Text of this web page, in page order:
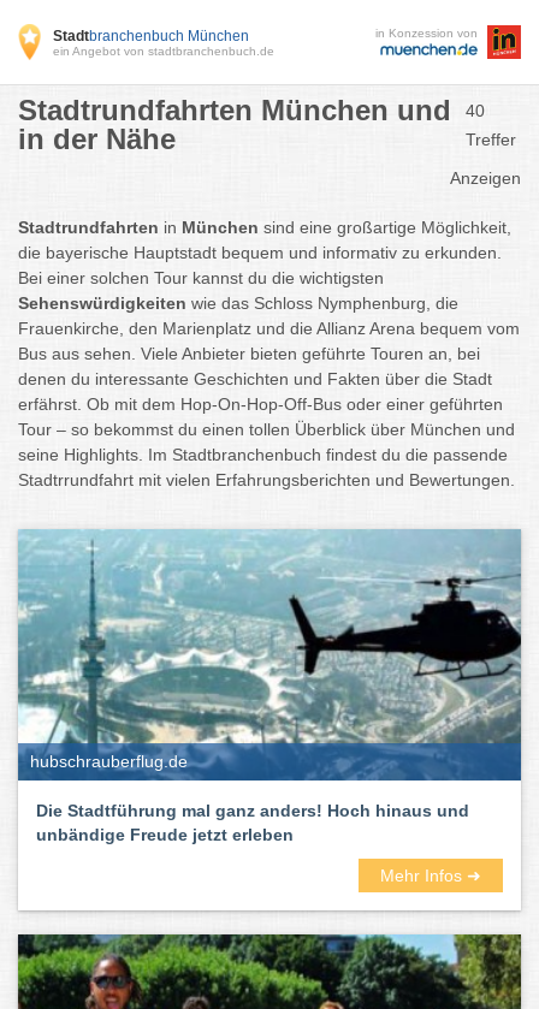
Stadtbranchenbuch München
ein Angebot von stadtbranchenbuch.de
in Konzession von
Stadtrundfahrten München und
in der Nähe
40
Treffer
Anzeigen
Stadtrundfahrten in München sind eine großartige Möglichkeit,
die bayerische Hauptstadt bequem und informativ zu erkunden.
Bei einer solchen Tour kannst du die wichtigsten
Sehenswürdigkeiten wie das Schloss Nymphenburg, die
Frauenkirche, den Marienplatz und die Allianz Arena bequem vom
Bus aus sehen. Viele Anbieter bieten geführte Touren an, bei
denen du interessante Geschichten und Fakten über die Stadt
erfährst. Ob mit dem Hop-On-Hop-Off-Bus oder einer geführten
Tour – so bekommst du einen tollen Überblick über München und
seine Highlights. Im Stadtbranchenbuch findest du die passende
Stadtrrundfahrt mit vielen Erfahrungsberichten und Bewertungen.
hubschrauberflug.de
Die Stadtführung mal ganz anders! Hoch hinaus und
unbändige Freude jetzt erleben
Mehr Infos ➜